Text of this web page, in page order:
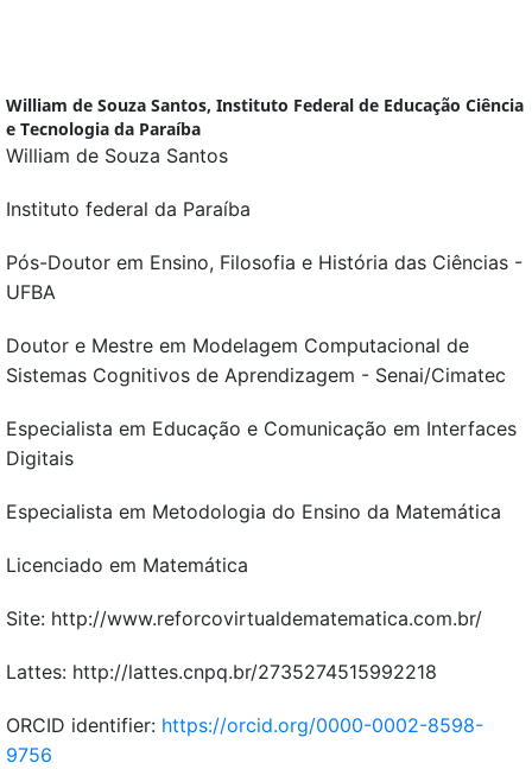
William de Souza Santos, Instituto Federal de Educação Ciência
e Tecnologia da Paraíba
William de Souza Santos
Instituto federal da Paraíba
Pós-Doutor em Ensino, Filosofia e História das Ciências -
UFBA
Doutor e Mestre em Modelagem Computacional de
Sistemas Cognitivos de Aprendizagem - Senai/Cimatec
Especialista em Educação e Comunicação em Interfaces
Digitais
Especialista em Metodologia do Ensino da Matemática
Licenciado em Matemática
Site: http://www.reforcovirtualdematematica.com.br/
Lattes: http://lattes.cnpq.br/2735274515992218
ORCID identifier: https://orcid.org/0000-0002-8598-
9756